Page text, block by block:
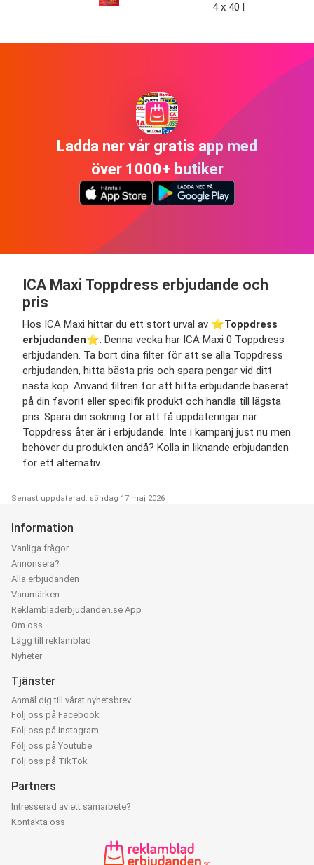
4 x 40 l
Ladda ner vår gratis app med
över 1000+ butiker
ICA Maxi Toppdress erbjudande och
pris
Hos ICA Maxi hittar du ett stort urval av ⭐️Toppdress
erbjudanden⭐️. Denna vecka har ICA Maxi 0 Toppdress
erbjudanden. Ta bort dina filter för att se alla Toppdress
erbjudanden, hitta bästa pris och spara pengar vid ditt
nästa köp. Använd filtren för att hitta erbjudande baserat
på din favorit eller specifik produkt och handla till lägsta
pris. Spara din sökning för att få uppdateringar när
Toppdress åter är i erbjudande. Inte i kampanj just nu men
behöver du produkten ändå? Kolla in liknande erbjudanden
för ett alternativ.
Senast uppdaterad: söndag 17 maj 2026
Information
Vanliga frågor
Annonsera?
Alla erbjudanden
Varumärken
Reklambladerbjudanden.se App
Om oss
Lägg till reklamblad
Nyheter
Tjänster
Anmäl dig till vårat nyhetsbrev
Följ oss på Facebook
Följ oss på Instagram
Följ oss på Youtube
Följ oss på TikTok
Partners
Intresserad av ett samarbete?
Kontakta oss